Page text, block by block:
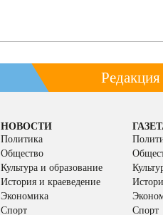
Редакция
НОВОСТИ
Политика
Общество
Культура и образование
История и краеведение
Экономика
Спорт
Спорт